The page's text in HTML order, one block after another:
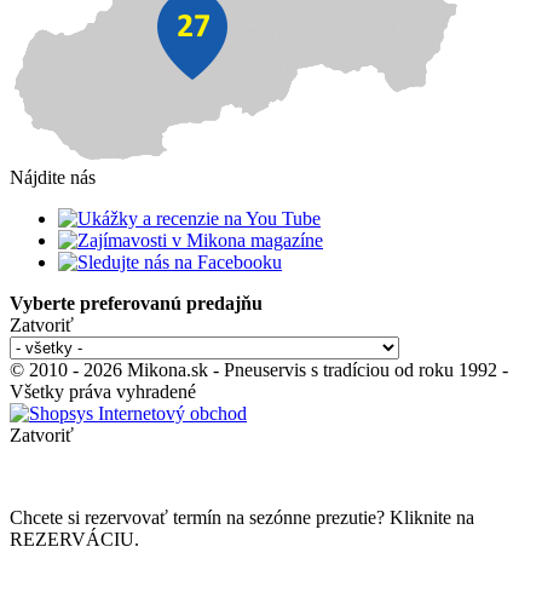
Nájdite nás
Vyberte preferovanú predajňu
Zatvoriť
© 2010 - 2026 Mikona.sk - Pneuservis s tradíciou od roku 1992 -
Všetky práva vyhradené
Zatvoriť
Chcete si rezervovať termín na sezónne prezutie? Kliknite na
REZERVÁCIU.